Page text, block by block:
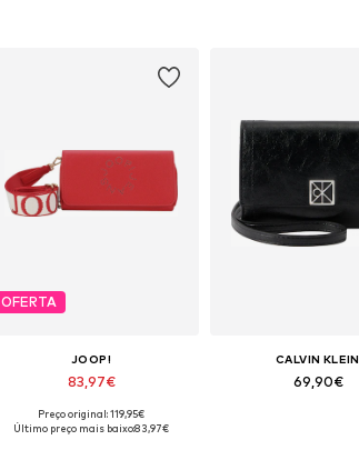
OFERTA
JOOP!
83,97€
Tamanhos disponíveis: One Size
Preço original: 119,95€
Último preço mais baixo:83,97€
CALVIN KLEIN
69,90€